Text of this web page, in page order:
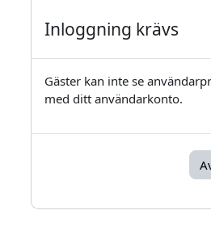
Inloggning krävs
Gäster kan inte se
med ditt användarkonto.